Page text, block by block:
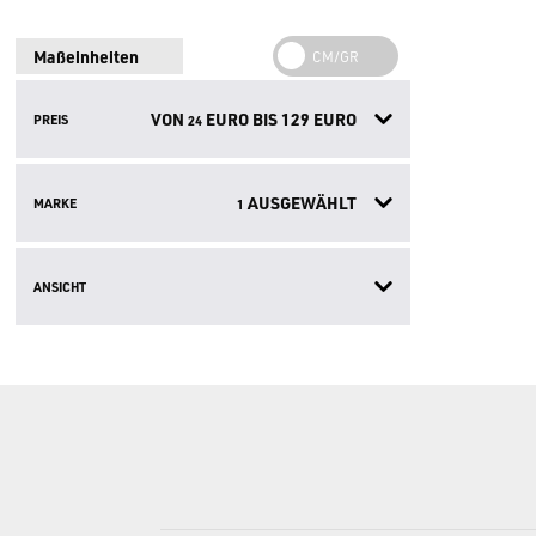
Maßeinheiten
PREIS VON 24EURO BIS129 EURO
MARKE 1 AUSGEWÄHLT
ANSICHT